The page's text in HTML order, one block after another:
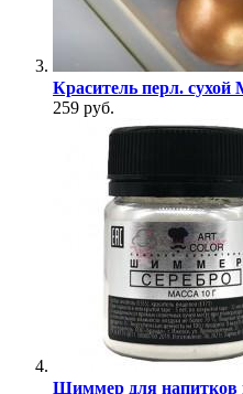
Краситель перл. сухой
259 руб.
Шиммер для напитков